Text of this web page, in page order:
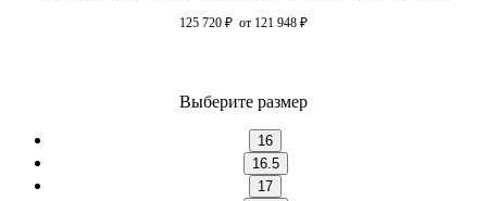
125 720 ₽ от 121 948 ₽
Выберите размер
16
16.5
17